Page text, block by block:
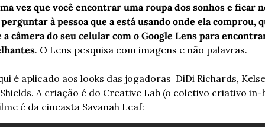
vez que você encontrar uma roupa dos sonhos e ficar
à pessoa que a está usando onde ela comprou,
a câmera do seu celular com o Google Lens para
. O Lens pesquisa com imagens e não palavras.
é aplicado aos looks das jogadoras  DiDi Richards,
A criação é do Creative Lab (o coletivo criativo in-
é da cineasta Savanah Leaf: